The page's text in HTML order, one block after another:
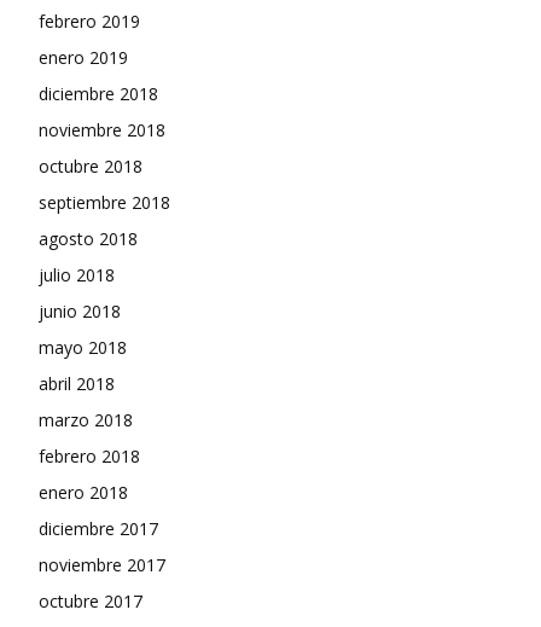
febrero 2019
enero 2019
diciembre 2018
noviembre 2018
octubre 2018
septiembre 2018
agosto 2018
julio 2018
junio 2018
mayo 2018
abril 2018
marzo 2018
febrero 2018
enero 2018
diciembre 2017
noviembre 2017
octubre 2017